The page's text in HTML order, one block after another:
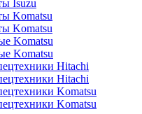
Isuzu
Komatsu
Komatsu
Komatsu
Komatsu
Hitachi
Hitachi
Komatsu
Komatsu